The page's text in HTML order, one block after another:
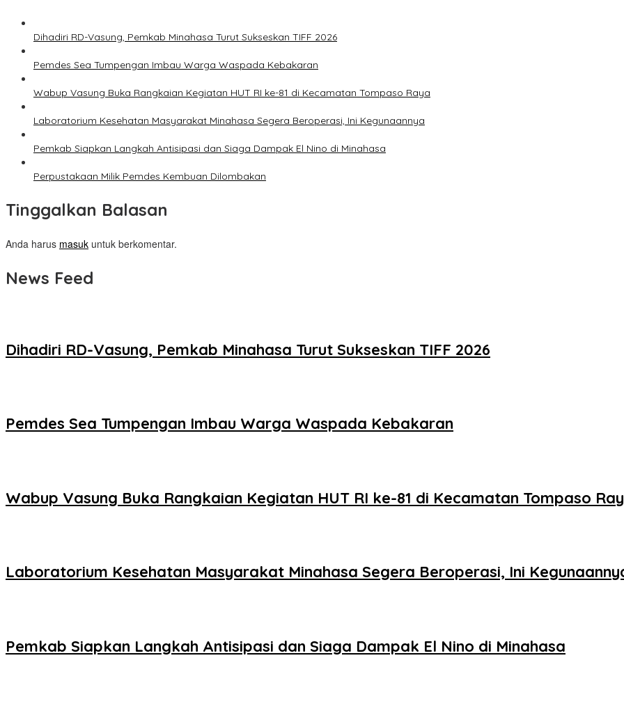
Dihadiri RD-Vasung, Pemkab Minahasa Turut Sukseskan TIFF 2026
Pemdes Sea Tumpengan Imbau Warga Waspada Kebakaran
Wabup Vasung Buka Rangkaian Kegiatan HUT RI ke-81 di Kecamatan Tompaso Raya
Laboratorium Kesehatan Masyarakat Minahasa Segera Beroperasi, Ini Kegunaannya
Pemkab Siapkan Langkah Antisipasi dan Siaga Dampak El Nino di Minahasa
Perpustakaan Milik Pemdes Kembuan Dilombakan
Tinggalkan Balasan
Anda harus masuk untuk berkomentar.
News Feed
Dihadiri RD-Vasung, Pemkab Minahasa Turut Sukseskan TIFF 2026
Pemdes Sea Tumpengan Imbau Warga Waspada Kebakaran
Wabup Vasung Buka Rangkaian Kegiatan HUT RI ke-81 di Kecamatan Tompaso
Laboratorium Kesehatan Masyarakat Minahasa Segera Beroperasi, Ini
Pemkab Siapkan Langkah Antisipasi dan Siaga Dampak El Nino di Minahasa